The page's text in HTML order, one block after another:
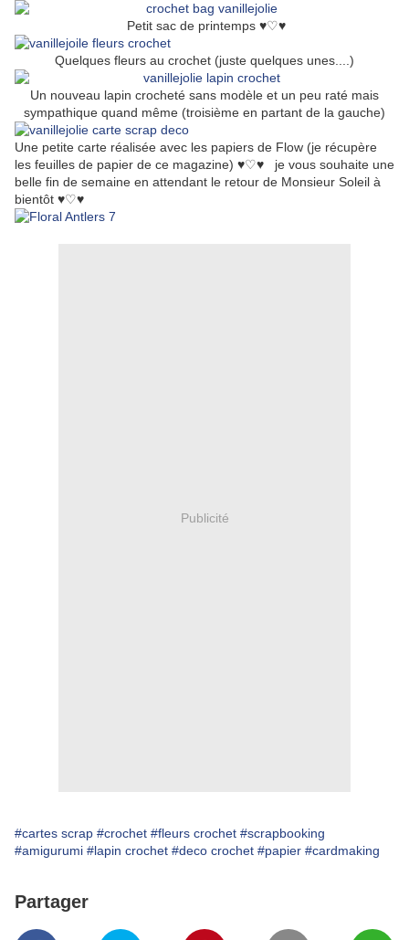
Petit sac de printemps ♥♡♥
Quelques fleurs au crochet (juste quelques unes....)
Un nouveau lapin crocheté sans modèle et un peu raté mais
sympathique quand même (troisième en partant de la gauche)
Une petite carte réalisée avec les papiers de Flow (je récupère
les feuilles de papier de ce magazine) ♥♡♥ je vous souhaite une
belle fin de semaine en attendant le retour de Monsieur Soleil à
bientôt ♥♡♥
Publicité
#cartes scrap #crochet #fleurs crochet #scrapbooking
#amigurumi #lapin crochet #deco crochet #papier #cardmaking
Partager